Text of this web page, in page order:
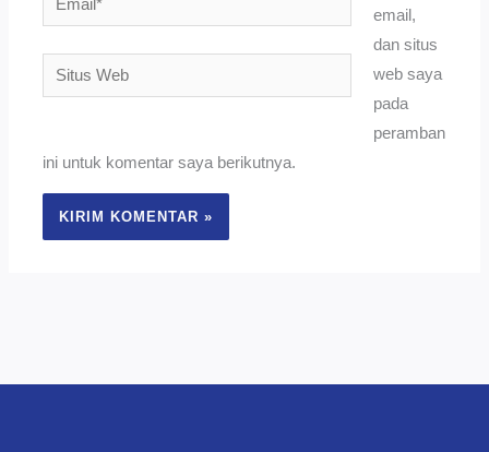
Situs
Web
email,
dan situs
web saya
pada
peramban
ini untuk komentar saya berikutnya.